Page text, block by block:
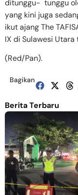
ditunggu- tunggu
yang kini juga
ikut ajang The
IX di Sulawesi
(Red/Pan).
Bagikan
Berita Terbaru